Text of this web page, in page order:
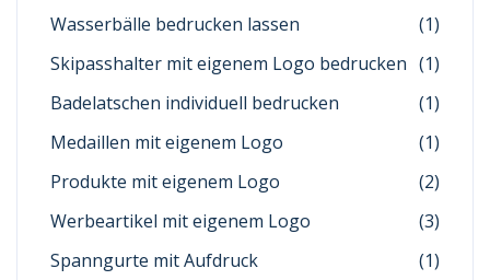
Wasserbälle bedrucken lassen
(1)
Skipasshalter mit eigenem Logo bedrucken (1)
Badelatschen individuell bedrucken
(1)
Medaillen mit eigenem Logo
(1)
Produkte mit eigenem Logo
(2)
Werbeartikel mit eigenem Logo
(3)
Spanngurte mit Aufdruck
(1)